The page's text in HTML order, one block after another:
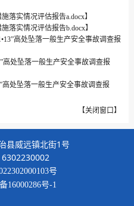
落实情况评估报告a.docx】
落实情况评估报告b.docx】
高处坠落一般生产安全事故调查报
高处坠落一般生产安全事故调查报
处坠落一般生产安全事故调查报
【关闭窗口 】
县威远镇北街1号
号
16000286号-1